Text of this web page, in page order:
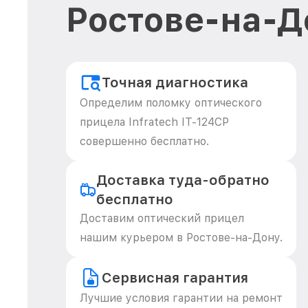
Ростове-на-
Точная диагностика
Определим поломку оптического
прицела Infratech IT-124CP
совершенно бесплатно.
Доставка туда-обратно
бесплатно
Доставим оптический прицел
нашим курьером в Ростове-на-Дону.
Сервисная гарантия
Лучшие условия гарантии на ремонт